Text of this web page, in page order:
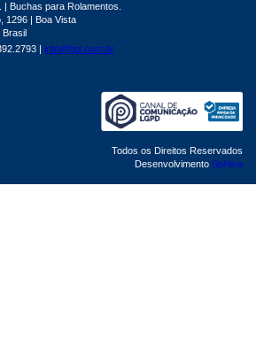
Buchas para Rolamentos.
1296 | Boa Vista
Brasil
| info@bgl.com.br
Todos os Direitos Reservados
Desenvolvimento Sphera